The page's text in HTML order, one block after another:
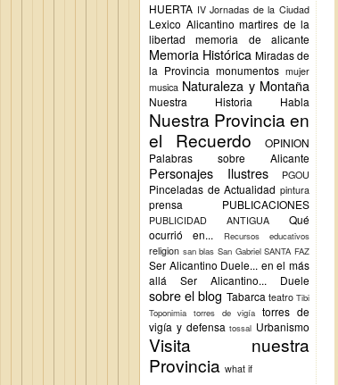
HUERTA IV Jornadas de la Ciudad
Lexico Alicantino martires de la
libertad
memoria de alicante
Memoria Histórica Miradas de
la Provincia monumentos mujer
musica Naturaleza y Montaña
Nuestra Historia Habla
Nuestra Provincia en
el Recuerdo
OPINION
Palabras sobre Alicante
Personajes Ilustres PGOU
Pinceladas de Actualidad pintura
prensa PUBLICACIONES
PUBLICIDAD ANTIGUA
Qué
ocurrió en...
Recursos educativos
religion san blas San Gabriel SANTA FAZ
Ser Alicantino Duele... en el más
allá
Ser Alicantino... Duele
sobre el blog Tabarca teatro Tibi
Toponimia torres de vigía torres de
vigía y defensa tossal Urbanismo
Visita nuestra
Provincia what if